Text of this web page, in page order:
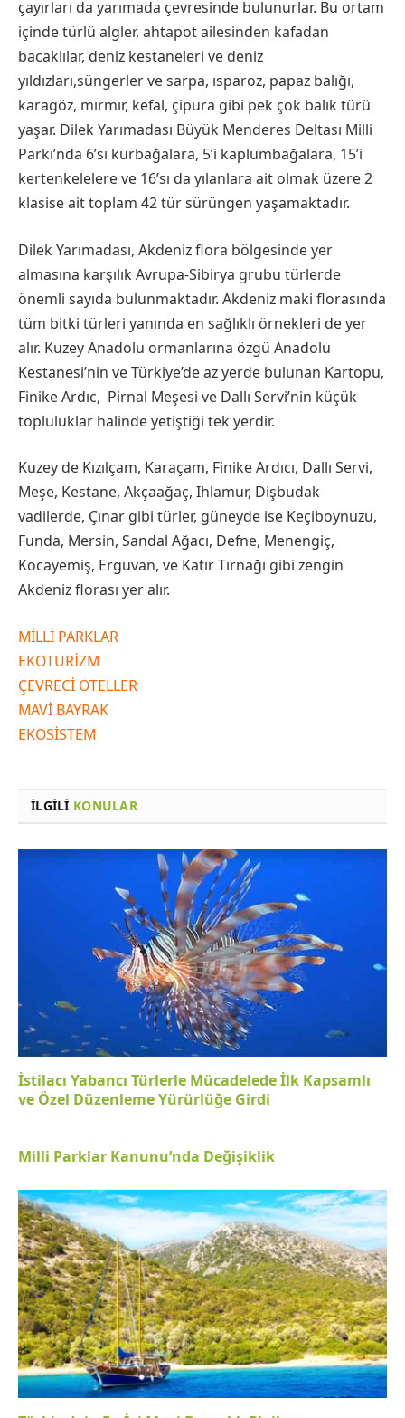
çayırları da yarımada çevresinde bulunurlar. Bu ortam
içinde türlü algler, ahtapot ailesinden kafadan
bacaklılar, deniz kestaneleri ve deniz
yıldızları,süngerler ve sarpa, ısparoz, papaz balığı,
karagöz, mırmır, kefal, çipura gibi pek çok balık türü
yaşar. Dilek Yarımadası Büyük Menderes Deltası Milli
Parkı’nda 6’sı kurbağalara, 5’i kaplumbağalara, 15’i
kertenkelelere ve 16’sı da yılanlara ait olmak üzere 2
klasise ait toplam 42 tür sürüngen yaşamaktadır.
Dilek Yarımadası, Akdeniz flora bölgesinde yer
almasına karşılık Avrupa-Sibirya grubu türlerde
önemli sayıda bulunmaktadır. Akdeniz maki florasında
tüm bitki türleri yanında en sağlıklı örnekleri de yer
alır. Kuzey Anadolu ormanlarına özgü Anadolu
Kestanesi’nin ve Türkiye’de az yerde bulunan Kartopu,
Finike Ardıc, Pirnal Meşesi ve Dallı Servi’nin küçük
topluluklar halinde yetiştiği tek yerdir.
Kuzey de Kızılçam, Karaçam, Finike Ardıcı, Dallı Servi,
Meşe, Kestane, Akçaağaç, Ihlamur, Dişbudak
vadilerde, Çınar gibi türler, güneyde ise Keçiboynuzu,
Funda, Mersin, Sandal Ağacı, Defne, Menengiç,
Kocayemiş, Erguvan, ve Katır Tırnağı gibi zengin
Akdeniz florası yer alır.
MİLLİ PARKLAR
EKOTURİZM
ÇEVRECİ OTELLER
MAVİ BAYRAK
EKOSİSTEM
İLGILI KONULAR
İstilacı Yabancı Türlerle Mücadelede İlk Kapsamlı
ve Özel Düzenleme Yürürlüğe Girdi
Milli Parklar Kanunu’nda Değişiklik